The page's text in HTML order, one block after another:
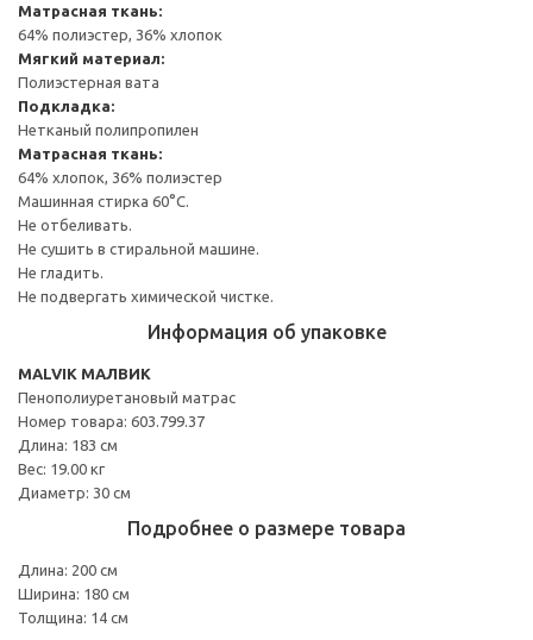
Матрасная ткань:
64% полиэстер, 36% хлопок
Мягкий материал:
Полиэстерная вата
Подкладка:
Нетканый полипропилен
Матрасная ткань:
64% хлопок, 36% полиэстер
Машинная стирка 60°С.
Не отбеливать.
Не сушить в стиральной машине.
Не гладить.
Не подвергать химической чистке.
Информация об упаковке
MALVIK МАЛВИК
Пенополиуретановый матрас
Номер товара: 603.799.37
Длина: 183 см
Вес: 19.00 кг
Диаметр: 30 см
Подробнее о размере товара
Длина: 200 см
Ширина: 180 см
Толщина: 14 см